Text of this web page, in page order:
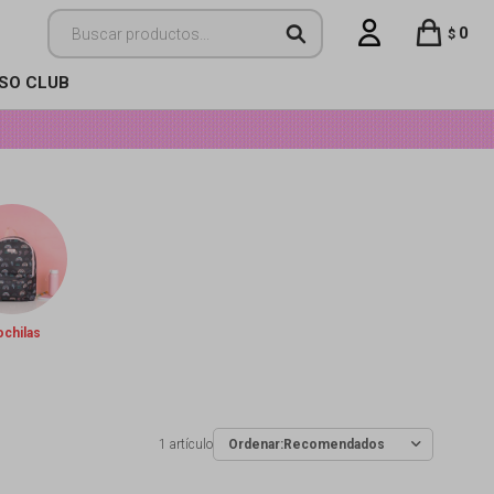
CLUB
$ 0
1 artículo Recomendados